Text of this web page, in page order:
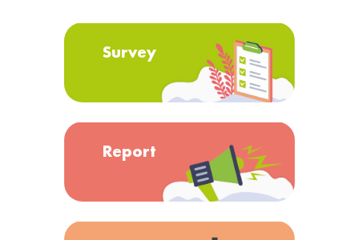
Survey
Report